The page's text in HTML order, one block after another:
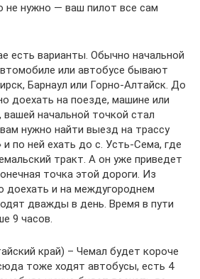
не нужно — ваш пилот все сам
есть варианты. Обычно начальной
или автобусе бывают
Барнаул или Горно-Алтайск. До
доехать на поезде, машине или
начальной точкой стал
нужно найти выезд на трассу
и по ней ехать до с. Усть-Сема, где
тракт. А он уже приведет
точка этой дороги. Из
доехать и на междугороднем
дважды в день. Время в пути
9 часов.
край) – Чемал будет короче
тоже ходят автобусы, есть 4